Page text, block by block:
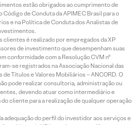
estão obrigados ao cumprimento de
Código de Conduta da APIMEC Brasil para o
e na Política de Conduta dos Analistas de
clientes é realizado por empregados da XP
de investimento que desempenham suas
conformidade com a Resolução CVM nº
se registrados na Associação Nacional das
Títulos e Valores Mobiliários – ANCORD. O
pode realizar consultoria, administração ou
devendo atuar como intermediário e
cliente para a realização de qualquer operação
adequação do perfil do investidor aos serviços e